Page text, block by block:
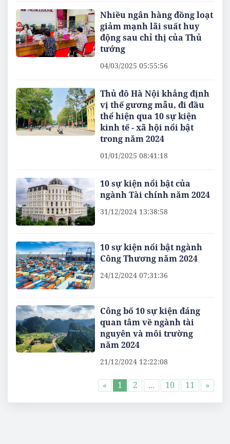
Nhiều ngân hàng đồng loạt
giảm mạnh lãi suất huy
động sau chỉ thị của Thủ
tướng
04/03/2025 05:55:56
Thủ đô Hà Nội khẳng định
vị thế gương mẫu, đi đầu
thể hiện qua 10 sự kiện
kinh tế - xã hội nổi bật
trong năm 2024
01/01/2025 08:41:18
10 sự kiện nổi bật của
ngành Tài chính năm 2024
31/12/2024 13:38:58
10 sự kiện nổi bật ngành
Công Thương năm 2024
24/12/2024 07:31:36
Công bố 10 sự kiện đáng
quan tâm về ngành tài
nguyên và môi trường
năm 2024
21/12/2024 12:22:08
« 1 2 ... 10 11 »